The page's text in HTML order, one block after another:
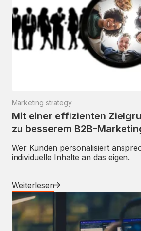
Marketing strategy
Mit einer effizienten
zu besserem B2B-
Wer Kunden personalisiert
individuelle Inhalte an das eigen.
Weiterlesen